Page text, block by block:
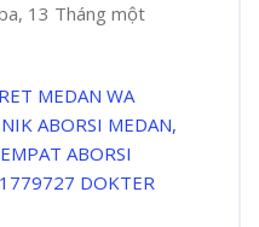
13 Tháng một
MEDAN WA
ABORSI MEDAN,
ABORSI
DOKTER